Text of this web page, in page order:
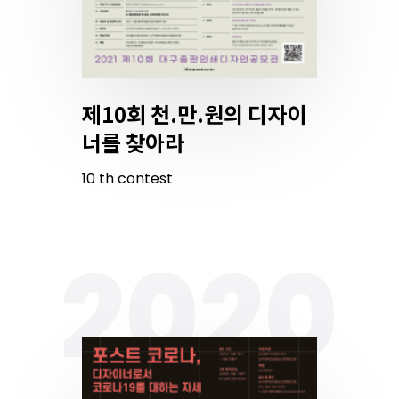
제10회 천.만.원의 디자이
너를 찾아라
10 thcontest
2020